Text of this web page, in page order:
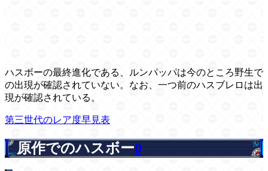
ハスボーの最終進化である、ルンパッパは今のところ野生で
の出現が確認されていない。なお、一つ前のハスブレロは出
現が確認されている。
第三世代のレア度早見表
原作でのハスボー0